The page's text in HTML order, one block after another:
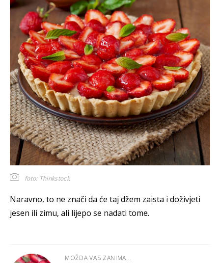
foto: Thinkstock
Naravno, to ne znači da će taj džem zaista i doživjeti
jesen ili zimu, ali lijepo se nadati tome.
MOŽDA VAS ZANIMA...